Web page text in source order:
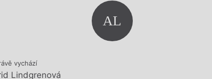
AL
vychází
Lindgrenová